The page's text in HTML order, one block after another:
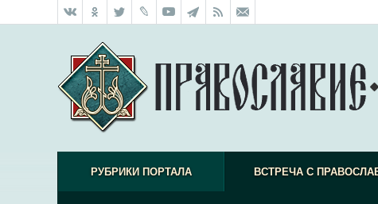
РУБРИКИ ПОРТАЛА ВСТРЕЧА С